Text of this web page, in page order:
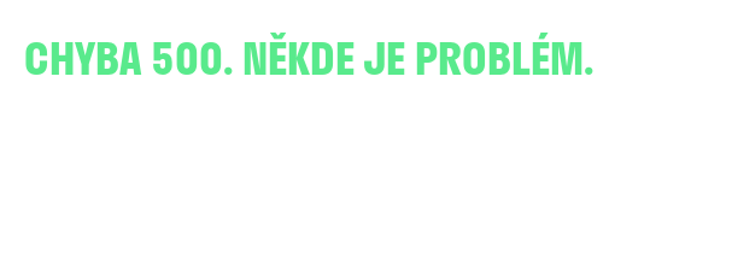
CHYBA 500. NĚKDE JE PROBLÉM.